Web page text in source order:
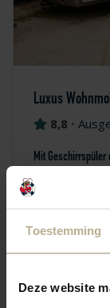
Toestemming
Deze website
Luxus
8,8 •
Mit
Erleben Sie
6